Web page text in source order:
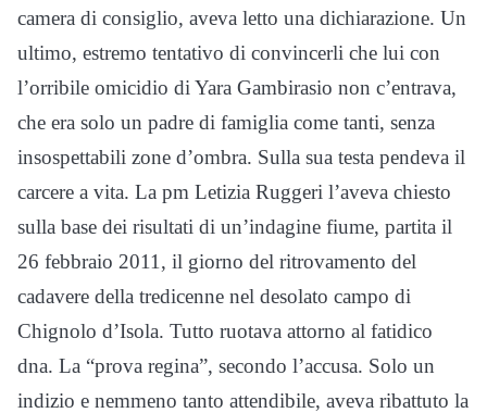
camera di consiglio, aveva letto una dichiarazione. Un
ultimo, estremo tentativo di convincerli che lui con
l’orribile omicidio di Yara Gambirasio non c’entrava,
che era solo un padre di famiglia come tanti, senza
insospettabili zone d’ombra. Sulla sua testa pendeva il
carcere a vita. La pm Letizia Ruggeri l’aveva chiesto
sulla base dei risultati di un’indagine fiume, partita il
26 febbraio 2011, il giorno del ritrovamento del
cadavere della tredicenne nel desolato campo di
Chignolo d’Isola. Tutto ruotava attorno al fatidico
dna. La “prova regina”, secondo l’accusa. Solo un
indizio e nemmeno tanto attendibile, aveva ribattuto la